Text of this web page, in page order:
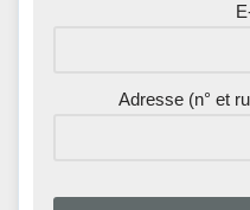
Adresse (n° et